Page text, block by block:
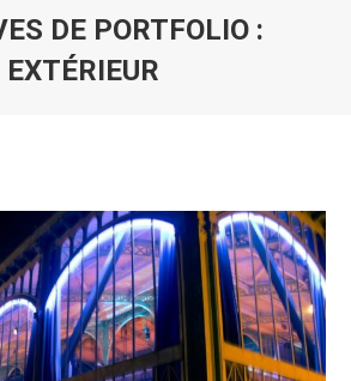
DE PORTFOLIO :
EXTÉRIEUR